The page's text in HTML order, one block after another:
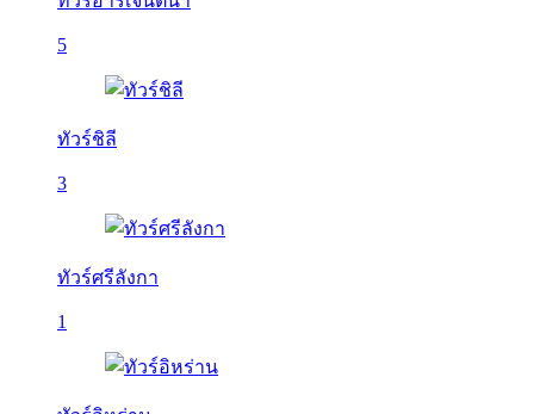
5
ทัวร์ชิลี
3
ทัวร์ศรีลังกา
1